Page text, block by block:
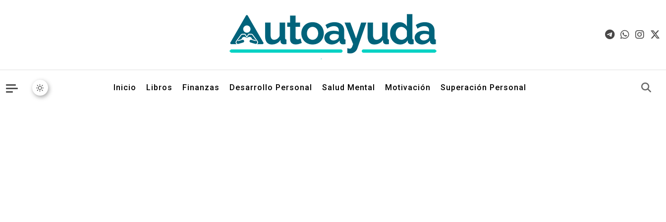
Inicio Libros Finanzas Desarrollo Personal Salud Mental Motivación Superación Personal